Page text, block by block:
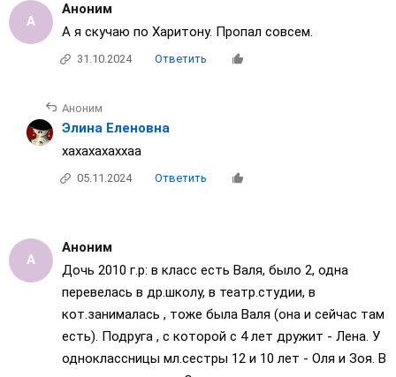
Аноним
А я скучаю по Харитону. Пропал совсем.
31.10.2024 Ответить
Аноним
Элина Еленовна
хахахахаххаа
05.11.2024 Ответить
Аноним
Дочь 2010 г.р: в класс есть Валя, было 2, одна
перевелась в др.школу, в театр.студии, в
кот.занималась , тоже была Валя (она и сейчас там
есть). Подруга , с которой с 4 лет дружит - Лена. У
одноклассницы мл.сестры 12 и 10 лет - Оля и Зоя. В